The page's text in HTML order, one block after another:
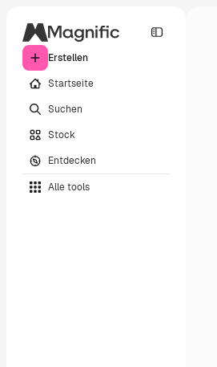
Erstellen
Startseite
Suchen
Stock
Entdecken
Alle tools